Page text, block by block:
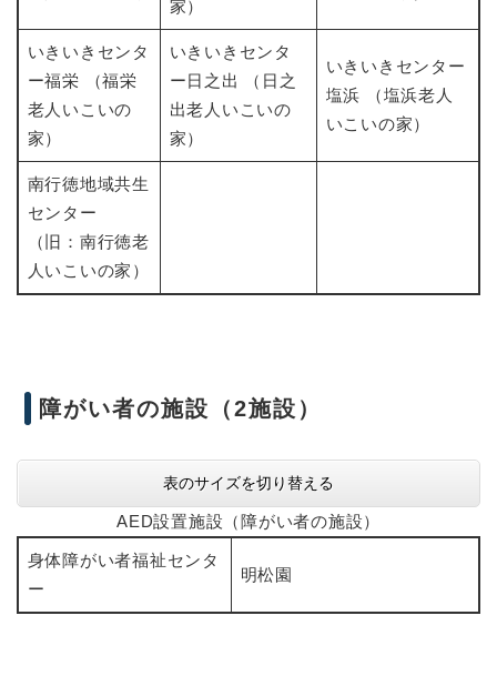
家）
いきいきセンタ
ー福栄 （福栄
老人いこいの
家）
いきいきセンタ
ー日之出 （日之
出老人いこいの
家）
いきいきセンター
塩浜 （塩浜老人
いこいの家）
南行徳地域共生
センター
（旧：南行徳老
人いこいの家）
障がい者の施設（2施設）
表のサイズを切り替える
AED設置施設（障がい者の施設）
身体障がい者福祉センタ
ー
明松園